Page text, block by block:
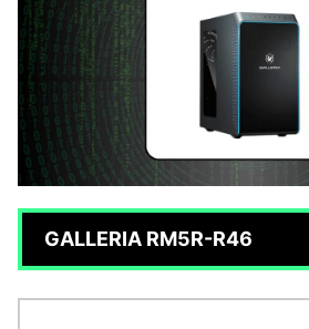
GALLERIA RM5R-R46